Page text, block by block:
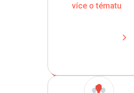
více o tématu